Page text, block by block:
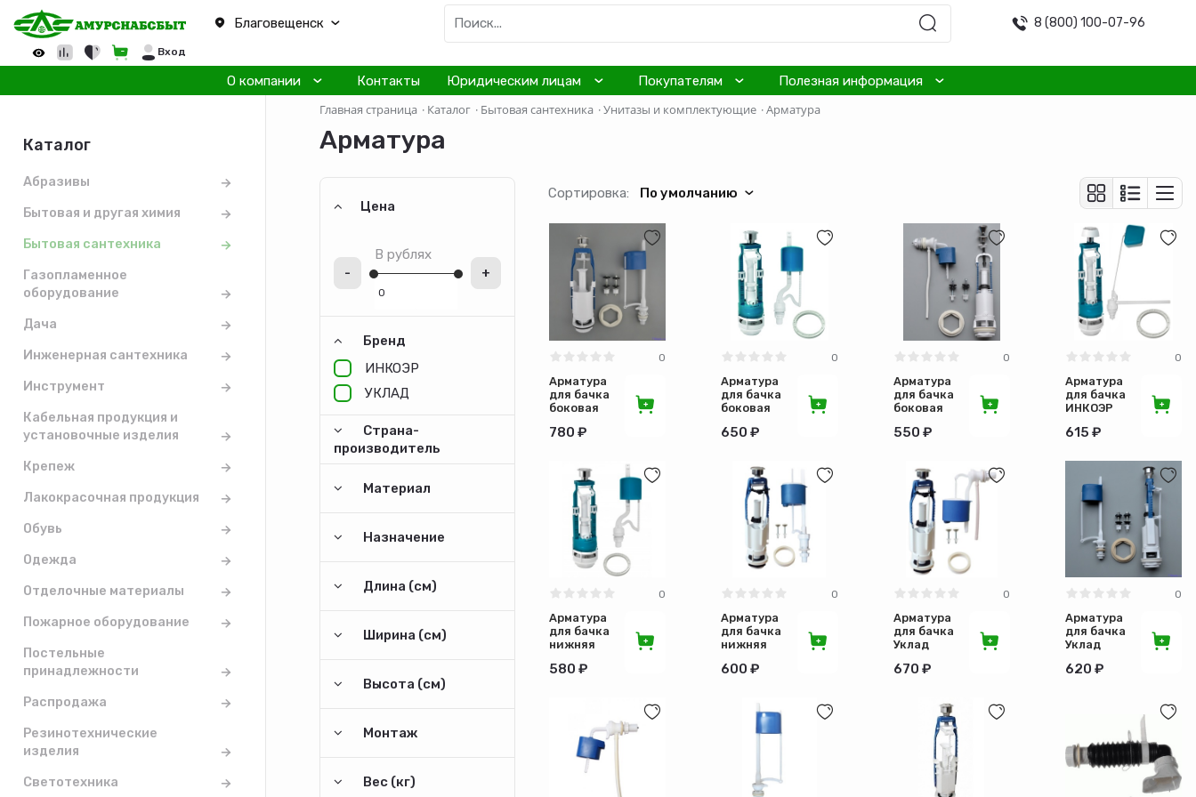
Благовещенск 8 (800) 100-07-96
Вход
О компании Контакты Юридическим лицам Покупателям Полезная информация
Каталог
Абразивы
Бытовая и другая химия
Бытовая сантехника
Газопламенное
оборудование
Дача
Инженерная сантехника
Инструмент
Кабельная продукция и
установочные изделия
Крепеж
Лакокрасочная продукция
Обувь
Одежда
Отделочные материалы
Пожарное оборудование
Постельные
принадлежности
Распродажа
Резинотехнические
изделия
Светотехника
Главная страница · Каталог · Бытовая сантехника ·Унитазы и комплектующие ·Арматура
Арматура
Цена
-
В рублях
+
Бренд
ИНКОЭР
УКЛАД
Страна-
производитель
Материал
Назначение
Длина (см)
Ширина (см)
Высота (см)
Монтаж
Вес (кг)
Сортировка: По умолчанию
0
Арматура
для бачка
боковая
кнопка
780 ₽
0
Арматура
для бачка
боковая
кнопка
650 ₽
0
Арматура
для бачка
боковая
шток
550 ₽
0
Арматура
для бачка
ИНКОЭР
боковая
615 ₽
0
Арматура
для бачка
нижняя
пл/
580 ₽
0
Арматура
для бачка
нижняя
кнопка
600 ₽
0
Арматура
для бачка
Уклад
боковая
670 ₽
0
Арматура
для бачка
Уклад
кнопочная,
620 ₽